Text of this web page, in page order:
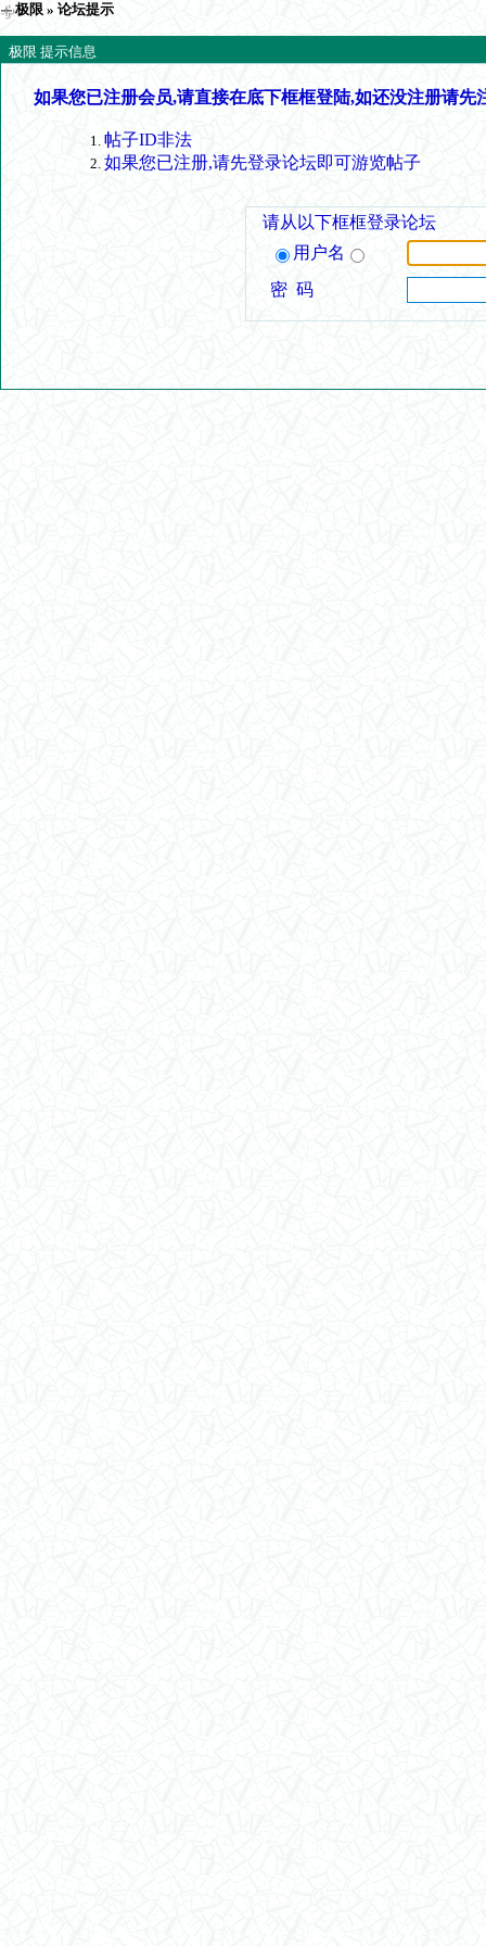
极限 » 论坛提示
极限 提示信息
如果您已注册会员,请直接在底下框框登陆,如还没注册请先
帖子ID非法
如果您已注册,请先登录论坛即可游览帖子
请从以下框框登录论坛
用户名
密 码